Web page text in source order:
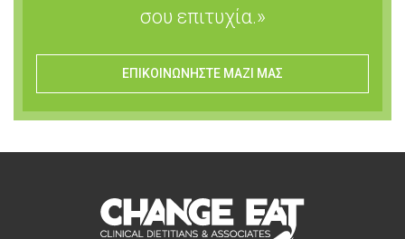
σου επιτυχία.»
ΕΠΙΚΟΙΝΩΝΗΣΤΕ ΜΑΖΙ ΜΑΣ